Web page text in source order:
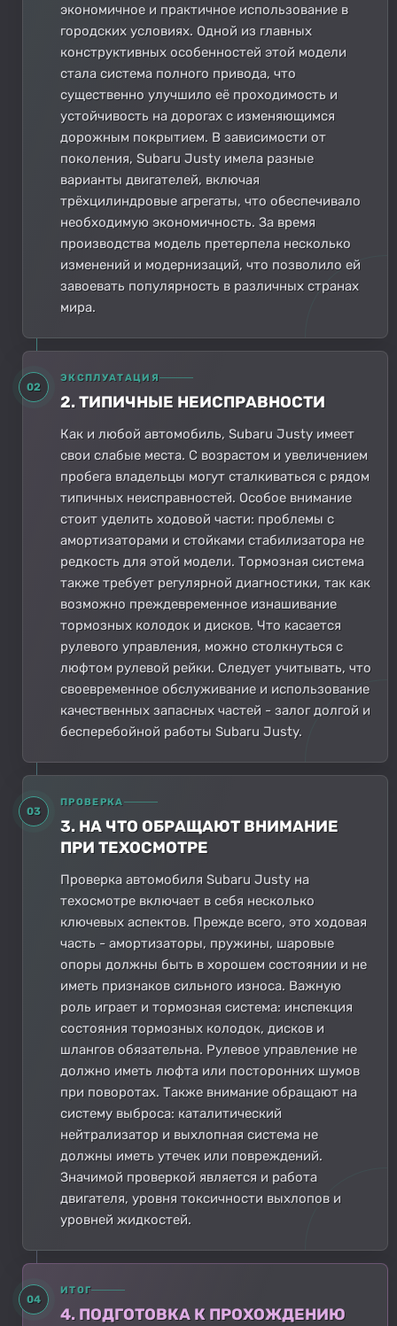
экономичное и практичное использование в
городских условиях. Одной из главных
конструктивных особенностей этой модели
стала система полного привода, что
существенно улучшило её проходимость и
устойчивость на дорогах с изменяющимся
дорожным покрытием. В зависимости от
поколения, Subaru Justy имела разные
варианты двигателей, включая
трёхцилиндровые агрегаты, что обеспечивало
необходимую экономичность. За время
производства модель претерпела несколько
изменений и модернизаций, что позволило ей
завоевать популярность в различных странах
мира.
02
ЭКСПЛУАТАЦИЯ
2. ТИПИЧНЫЕ НЕИСПРАВНОСТИ
Как и любой автомобиль, Subaru Justy имеет
свои слабые места. С возрастом и увеличением
пробега владельцы могут сталкиваться с рядом
типичных неисправностей. Особое внимание
стоит уделить ходовой части: проблемы с
амортизаторами и стойками стабилизатора не
редкость для этой модели. Тормозная система
также требует регулярной диагностики, так как
возможно преждевременное изнашивание
тормозных колодок и дисков. Что касается
рулевого управления, можно столкнуться с
люфтом рулевой рейки. Следует учитывать, что
своевременное обслуживание и использование
качественных запасных частей - залог долгой и
бесперебойной работы Subaru Justy.
03
ПРОВЕРКА
3. НА ЧТО ОБРАЩАЮТ ВНИМАНИЕ
ПРИ ТЕХОСМОТРЕ
Проверка автомобиля Subaru Justy на
техосмотре включает в себя несколько
ключевых аспектов. Прежде всего, это ходовая
часть - амортизаторы, пружины, шаровые
опоры должны быть в хорошем состоянии и не
иметь признаков сильного износа. Важную
роль играет и тормозная система: инспекция
состояния тормозных колодок, дисков и
шлангов обязательна. Рулевое управление не
должно иметь люфта или посторонних шумов
при поворотах. Также внимание обращают на
систему выброса: каталитический
нейтрализатор и выхлопная система не
должны иметь утечек или повреждений.
Значимой проверкой является и работа
двигателя, уровня токсичности выхлопов и
уровней жидкостей.
04
ИТОГ
4. ПОДГОТОВКА К ПРОХОЖДЕНИЮ